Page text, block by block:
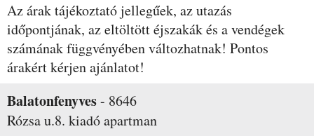
Az árak tájékoztató jellegűek, az utazás
időpontjának, az eltöltött éjszakák és a vendégek
számának függvényében változhatnak! Pontos
árakért kérjen ajánlatot!
Balatonfenyves- 8646
Rózsa u.8. kiadó apartman